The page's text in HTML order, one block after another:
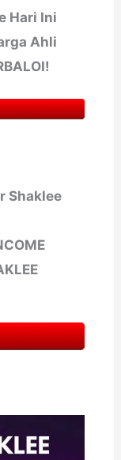
Hari Ini
Ahli
Shaklee